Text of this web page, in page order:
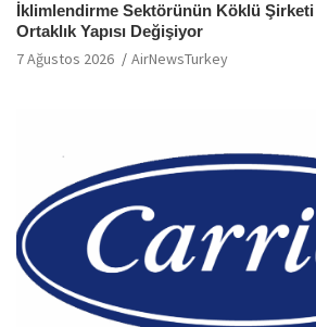
İklimlendirme Sektörünün Köklü
Ortaklık Yapısı Değişiyor
7 Ağustos 2026 AirNewsTurkey